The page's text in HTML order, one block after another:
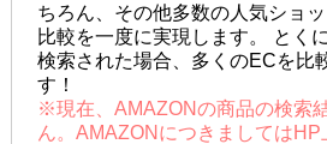
ちろん、その他多数の人気ショ
比較を一度に実現します。 とく
検索された場合、多くのECを比
す！
※現在、AMAZONの商品の検索
ん。AMAZONにつきましては